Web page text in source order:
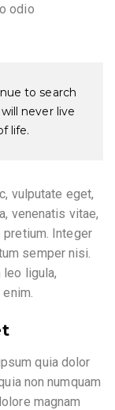
odio
to search
never live
life.
vulputate eget,
venenatis vitae,
Integer
semper nisi.
ligula,
quia dolor
non numquam
magnam